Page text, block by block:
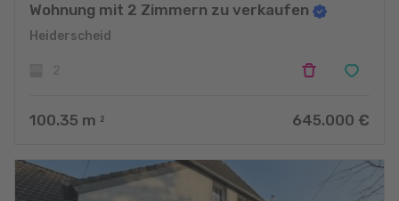
Wohnung mit 2 Zimmern zu verkaufen
Heiderscheid
100.35 m 2 645.000 €